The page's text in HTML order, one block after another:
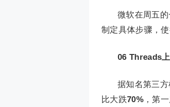
微软在周五
制定具体步骤，
06 Threads
据知名第三
比大跌70% ，第